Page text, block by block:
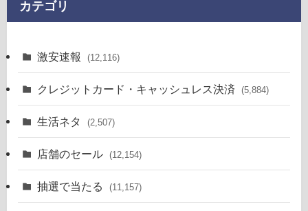
カテゴリ
激安速報 (12,116)
クレジットカード・キャッシュレス決済 (5,884)
生活ネタ (2,507)
店舗のセール (12,154)
抽選で当たる (11,157)